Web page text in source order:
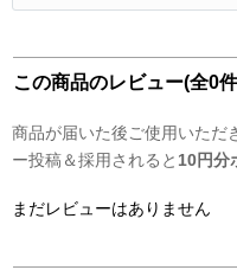
この商品のレビュー(全0
商品が届いた後ご使用いただ
ー投稿＆採用されると 10円分
まだレビューはありません